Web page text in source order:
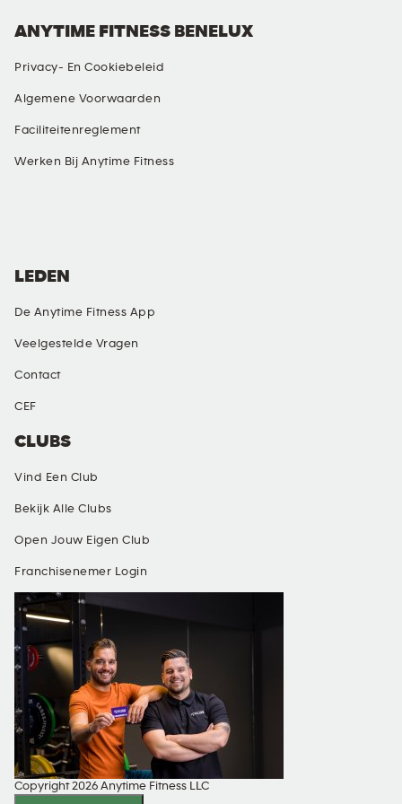
ANYTIME FITNESS BENELUX
Privacy- En Cookiebeleid
Algemene Voorwaarden
Faciliteitenreglement
Werken Bij Anytime Fitness
CLUBS
Vind Een Club
Bekijk Alle Clubs
Open Jouw Eigen Club
Franchisenemer Login
LEDEN
De Anytime Fitness App
Veelgestelde Vragen
Contact
CEF
Copyright 2026 Anytime Fitness LLC